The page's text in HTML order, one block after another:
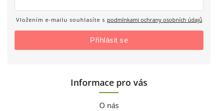
Vložením e-mailu souhlasíte s podmínkami ochrany osobních údajů
Přihlásit se
Informace pro vás
O nás